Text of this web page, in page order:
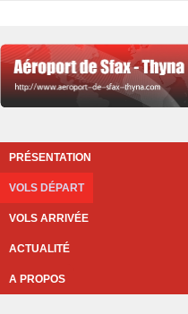
PRÉSENTATION
VOLS DÉPART
VOLS ARRIVÉE
ACTUALITÉ
A PROPOS